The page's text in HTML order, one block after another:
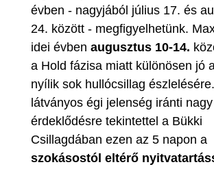
évben - nagyjából július 17. és
24. között - megfigyelhetünk.
idei évben augusztus 10-14.
a Hold fázisa miatt különösen jó
nyílik sok hullócsillag
látványos égi jelenség iránti nagy
érdeklődésre tekintettel a Bükki
Csillagdában ezen az 5 napon a
szokásostól eltérő